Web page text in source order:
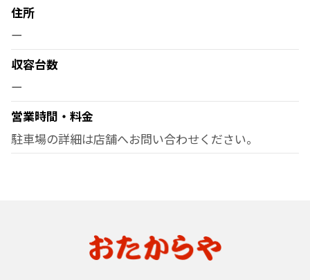
住所
ー
収容台数
ー
営業時間・料金
駐車場の詳細は店舗へお問い合わせください。